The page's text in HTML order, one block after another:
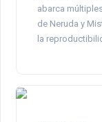
abarca
de Neruda y
la